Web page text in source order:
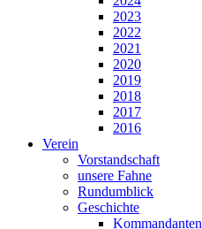
2023
2022
2021
2020
2019
2018
2017
2016
Verein
Vorstandschaft
unsere Fahne
Rundumblick
Geschichte
Kommandanten